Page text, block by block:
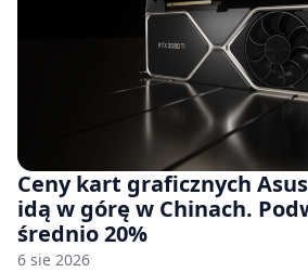
Ceny kart graficznych
idą w górę w Chinach.
średnio 20%
6 sie 2026